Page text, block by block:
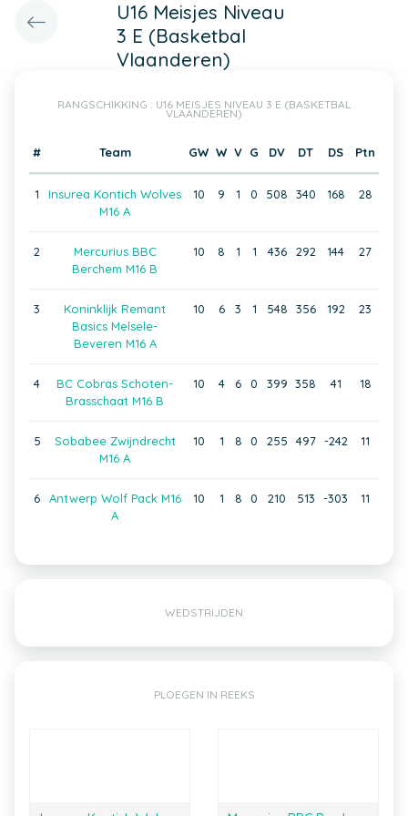
U16 Meisjes Niveau
3 E (Basketbal
Vlaanderen)
RANGSCHIKKING : U16 MEISJES NIVEAU 3 E (BASKETBAL
VLAANDEREN)
# Team GW W V G DV DT DS Ptn
1
Insurea Kontich Wolves
M16 A
10 9 1 0 508 340 168 28
2
Mercurius BBC
Berchem M16 B
10 8 1 1 436 292 144 27
3
Koninklijk Remant
Basics Melsele-
Beveren M16 A
10 6 3 1 548 356 192 23
4
BC Cobras Schoten-
Brasschaat M16 B
10 4 6 0 399 358 41 18
5
Sobabee Zwijndrecht
M16 A
10 1 8 0 255 497 -242 11
6
Antwerp Wolf Pack M16
A
10 1 8 0 210 513 -303 11
WEDSTRIJDEN
PLOEGEN IN REEKS